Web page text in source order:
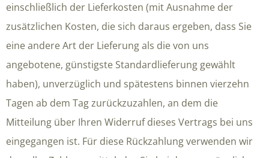
einschließlich der Lieferkosten (mit Ausnahme der
zusätzlichen Kosten, die sich daraus ergeben, dass Sie
eine andere Art der Lieferung als die von uns
angebotene, günstigste Standardlieferung gewählt
haben), unverzüglich und spätestens binnen vierzehn
Tagen ab dem Tag zurückzuzahlen, an dem die
Mitteilung über Ihren Widerruf dieses Vertrags bei uns
eingegangen ist. Für diese Rückzahlung verwenden wir